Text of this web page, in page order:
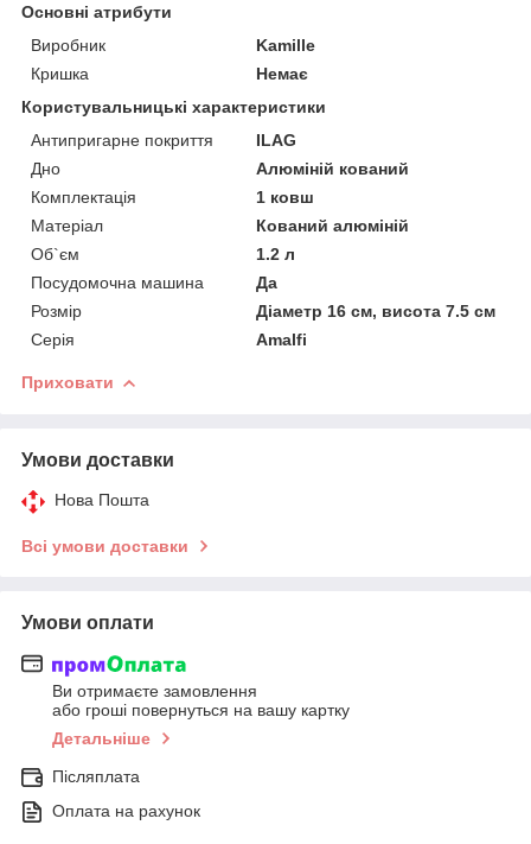
Основні атрибути
Виробник
Kamille
Кришка
Немає
Користувальницькі характеристики
Антипригарне покриття
ILAG
Дно
Алюміній кований
Комплектація
1 ковш
Матеріал
Кований алюміній
Об`єм
1.2 л
Посудомочна машина
Да
Розмір
Діаметр 16 см, висота 7.5 см
Серія
Amalfi
Приховати
Умови доставки
Нова Пошта
Всі умови доставки
Умови оплати
Ви отримаєте замовлення
або гроші повернуться на вашу картку
Детальніше
Післяплата
Оплата на рахунок